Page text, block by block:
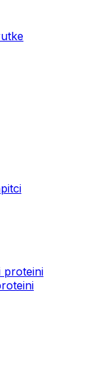
proteini